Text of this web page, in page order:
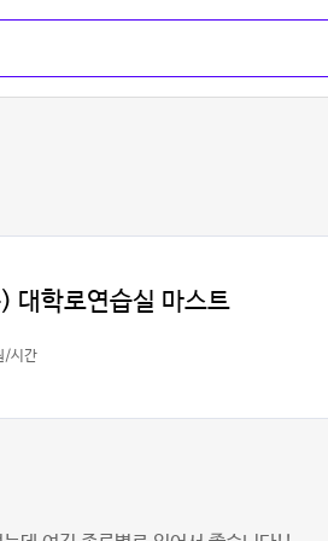
대학로연습실 마스트
/시간